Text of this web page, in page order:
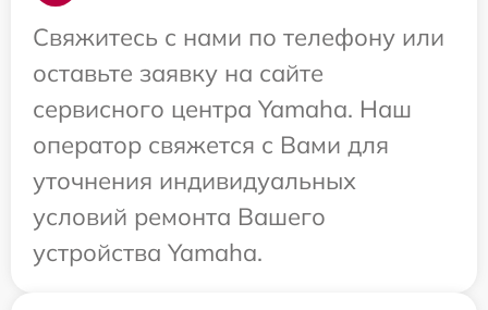
Свяжитесь с нами по телефону или
оставьте заявку на сайте
сервисного центра Yamaha. Наш
оператор свяжется с Вами для
уточнения индивидуальных
условий ремонта Вашего
устройства Yamaha.